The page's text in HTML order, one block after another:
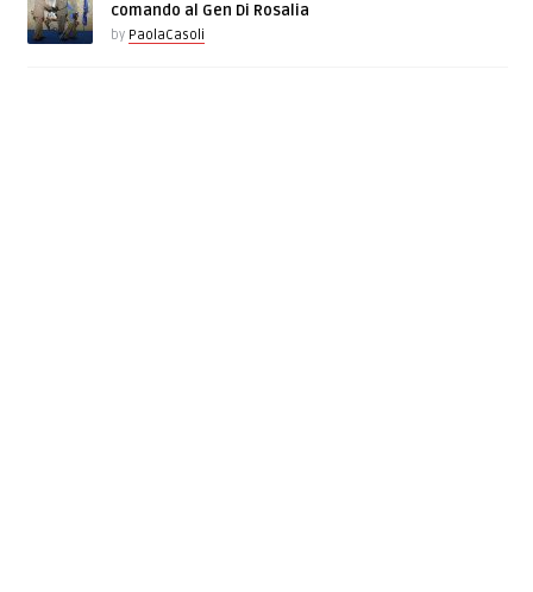
comando al Gen Di Rosalia
by PaolaCasoli